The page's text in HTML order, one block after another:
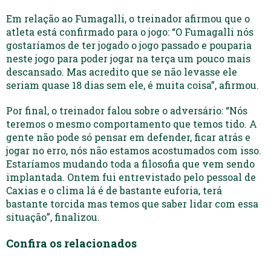
Em relação ao Fumagalli, o treinador afirmou que o
atleta está confirmado para o jogo: “O Fumagalli nós
gostaríamos de ter jogado o jogo passado e pouparia
neste jogo para poder jogar na terça um pouco mais
descansado. Mas acredito que se não levasse ele
seriam quase 18 dias sem ele, é muita coisa”, afirmou.
Por final, o treinador falou sobre o adversário: “Nós
teremos o mesmo comportamento que temos tido. A
gente não pode só pensar em defender, ficar atrás e
jogar no erro, nós não estamos acostumados com isso.
Estaríamos mudando toda a filosofia que vem sendo
implantada. Ontem fui entrevistado pelo pessoal de
Caxias e o clima lá é de bastante euforia, terá
bastante torcida mas temos que saber lidar com essa
situação”, finalizou.
Confira os relacionados